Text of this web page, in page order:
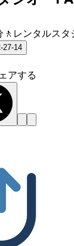
レンタルスタ
27-14
アする